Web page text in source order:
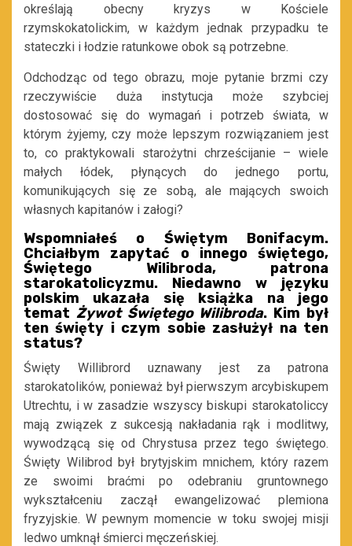
określają obecny kryzys w Kościele
rzymskokatolickim, w każdym jednak przypadku te
stateczki i łodzie ratunkowe obok są potrzebne.
Odchodząc od tego obrazu, moje pytanie brzmi czy
rzeczywiście duża instytucja może szybciej
dostosować się do wymagań i potrzeb świata, w
którym żyjemy, czy może lepszym rozwiązaniem jest
to, co praktykowali starożytni chrześcijanie – wiele
małych łódek, płynących do jednego portu,
komunikujących się ze sobą, ale mających swoich
własnych kapitanów i załogi?
Wspomniałeś o Świętym Bonifacym.
Chciałbym zapytać o innego świętego,
Świętego Wilibroda, patrona
starokatolicyzmu. Niedawno w języku
polskim ukazała się książka na jego
temat Żywot Świętego Wilibroda. Kim był
ten święty i czym sobie zasłużył na ten
status?
Święty Willibrord uznawany jest za patrona
starokatolików, ponieważ był pierwszym arcybiskupem
Utrechtu, i w zasadzie wszyscy biskupi starokatoliccy
mają związek z sukcesją nakładania rąk i modlitwy,
wywodzącą się od Chrystusa przez tego świętego.
Święty Wilibrod był brytyjskim mnichem, który razem
ze swoimi braćmi po odebraniu gruntownego
wykształceniu zaczął ewangelizować plemiona
fryzyjskie. W pewnym momencie w toku swojej misji
ledwo umknął śmierci męczeńskiej.